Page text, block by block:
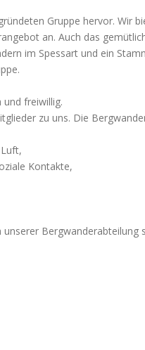
Gruppe hervor. Wir
an. Auch das
im Spessart und ein
freiwillig.
zu uns. Die
Kontakte,
Bergwanderabteilung